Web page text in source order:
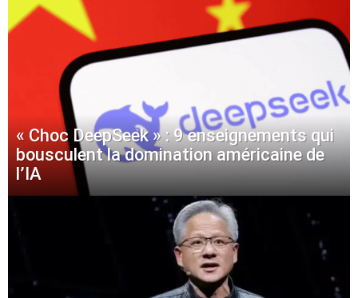
« Choc DeepSeek » : 9 enseignements qui
bousculent la domination américaine de
l’IA